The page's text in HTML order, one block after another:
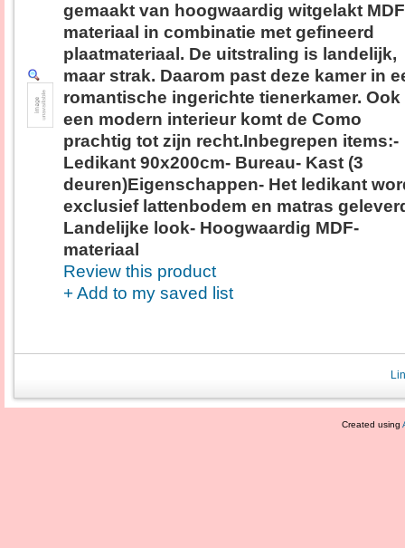
gemaakt van hoogwaardig witgelakt
materiaal in combinatie met gefineerd
plaatmateriaal. De uitstraling is landelijk,
maar strak. Daarom past deze kamer in
romantische ingerichte tienerkamer. Ook
een modern interieur komt de Como
prachtig tot zijn recht.Inbegrepen items:-
Ledikant 90x200cm- Bureau- Kast (3
deuren)Eigenschappen- Het ledikant
exclusief lattenbodem en matras
Landelijke look- Hoogwaardig MDF-
materiaal
Review this product
+ Add to my saved list
Created using